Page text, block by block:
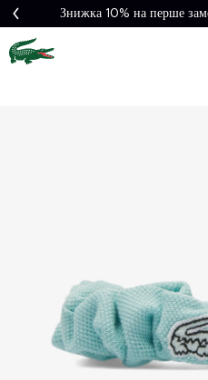
Знижка 10% на перше
доставка від
5000₴*